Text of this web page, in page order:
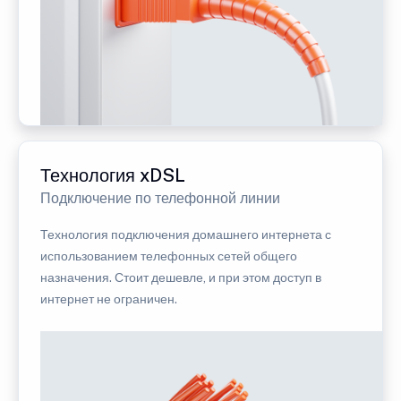
Технология xDSL
Подключение по телефонной линии
Технология подключения домашнего интернета с
использованием телефонных сетей общего
назначения. Стоит дешевле, и при этом доступ в
интернет не ограничен.